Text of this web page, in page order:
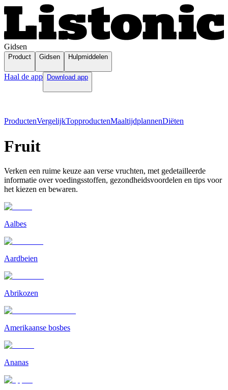
Gidsen
Product Gidsen Hulpmiddelen
Haal de app Download app
ProductenVergelijkTopproductenMaaltijdplannenDiëten
Fruit
Verken een ruime keuze aan verse vruchten, met gedetailleerde
informatie over voedingsstoffen, gezondheidsvoordelen en tips voor
het kiezen en bewaren.
Aalbes
Aardbeien
Abrikozen
Amerikaanse bosbes
Ananas